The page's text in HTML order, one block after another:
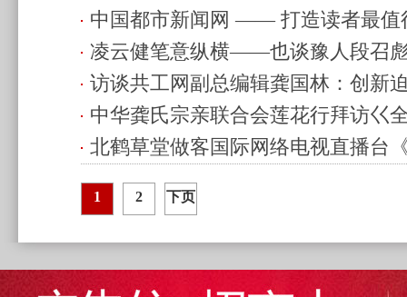
年庆典(2018.04.11 19:05)
中国都市新闻网 —— 打造读者最值
(2018.04.05 15:04)
凌云健笔意纵横——也谈豫人段召
访谈共工网副总编辑龚国林：创新
中华龚氏宗亲联合会莲花行拜访巜
人物龚全珍(老阿姨)(2018.03.26 16:35)
北鹤草堂做客国际网络电视直播台
(2018.03.26 12:46)
1 2 下页